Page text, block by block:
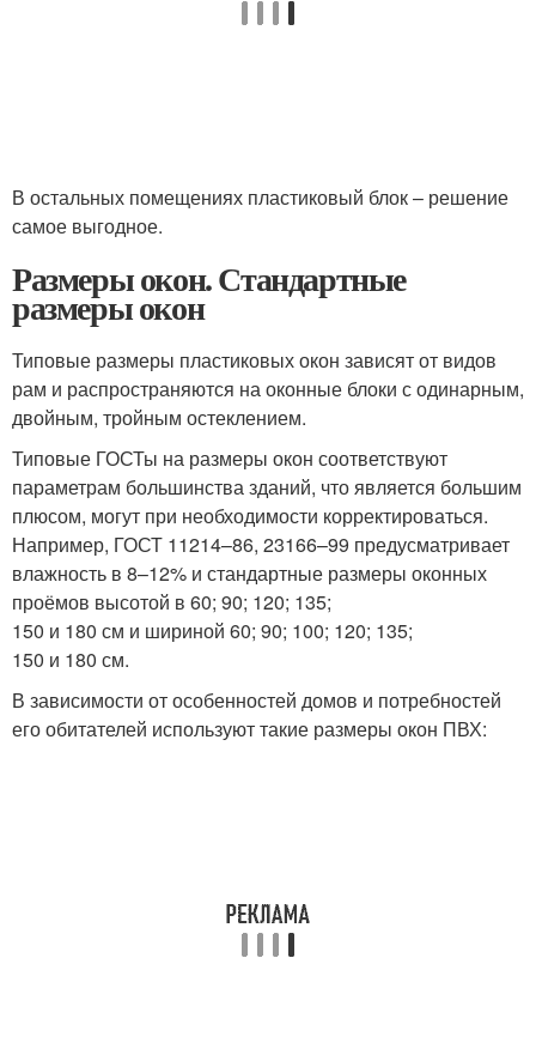
В остальных помещениях пластиковый блок – решение
самое выгодное.
Размеры окон. Стандартные
размеры окон
Типовые размеры пластиковых окон зависят от видов
рам и распространяются на оконные блоки с одинарным,
двойным, тройным остеклением.
Типовые ГОСТы на размеры окон соответствуют
параметрам большинства зданий, что является большим
плюсом, могут при необходимости корректироваться.
Например, ГОСТ 11214–86, 23166–99 предусматривает
влажность в 8–12% и стандартные размеры оконных
проёмов высотой в 60; 90; 120; 135;
150 и 180 см и шириной 60; 90; 100; 120; 135;
150 и 180 см.
В зависимости от особенностей домов и потребностей
его обитателей используют такие размеры окон ПВХ: